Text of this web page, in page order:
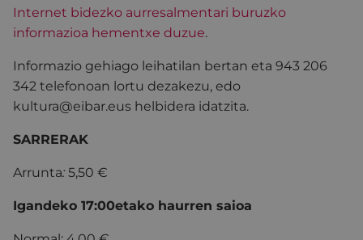
Internet bidezko aurresalmentari buruzko
informazioa hementxe duzue.
Informazio gehiago leihatilan bertan eta 943 206
342 telefonoan lortu dezakezu, edo
kultura@eibar.eus helbidera idatzita.
SARRERAK
Arrunta: 5,50 €
Igandeko 17:00etako haurren saioa